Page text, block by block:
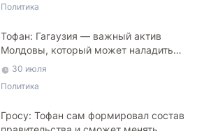
Политика
Тофан: Гагаузия — важный актив
Молдовы, который может наладить
мосты с Турцией
30 июля
Политика
Гросу: Тофан сам формировал состав